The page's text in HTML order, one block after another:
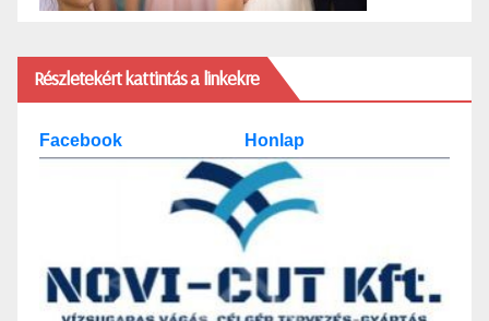
Részletekért kattintás a linkekre
Facebook Honlap